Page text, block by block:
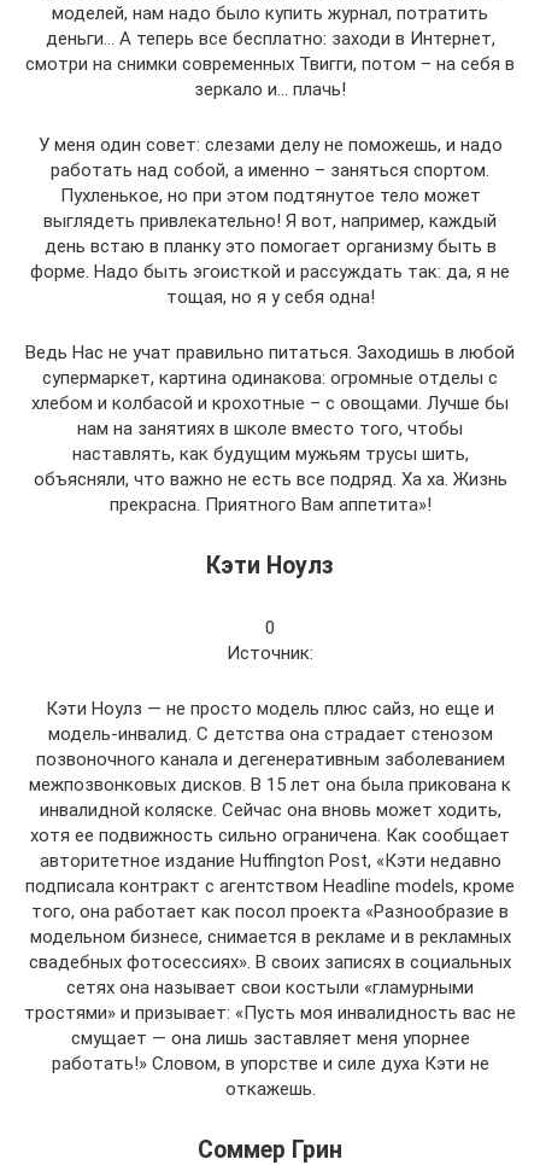
моделей, нам надо было купить журнал, потратить
деньги… А теперь все бесплатно: заходи в Интернет,
смотри на снимки современных Твигги, потом – на себя в
зеркало и… плачь!
У меня один совет: слезами делу не поможешь, и надо
работать над собой, а именно – заняться спортом.
Пухленькое, но при этом подтянутое тело может
выглядеть привлекательно! Я вот, например, каждый
день встаю в планку это помогает организму быть в
форме. Надо быть эгоисткой и рассуждать так: да, я не
тощая, но я у себя одна!
Ведь Нас не учат правильно питаться. Заходишь в любой
супермаркет, картина одинакова: огромные отделы с
хлебом и колбасой и крохотные – с овощами. Лучше бы
нам на занятиях в школе вместо того, чтобы
наставлять, как будущим мужьям трусы шить,
объясняли, что важно не есть все подряд. Ха ха. Жизнь
прекрасна. Приятного Вам аппетита»!
Кэти Ноулз
0
Источник:
Кэти Ноулз — не просто модель плюс сайз, но еще и
модель-инвалид. С детства она страдает стенозом
позвоночного канала и дегенеративным заболеванием
межпозвонковых дисков. В 15 лет она была прикована к
инвалидной коляске. Сейчас она вновь может ходить,
хотя ее подвижность сильно ограничена. Как сообщает
авторитетное издание Huffington Post, «Кэти недавно
подписала контракт с агентством Headline models, кроме
того, она работает как посол проекта «Разнообразие в
модельном бизнесе, снимается в рекламе и в рекламных
свадебных фотосессиях». В своих записях в социальных
сетях она называет свои костыли «гламурными
тростями» и призывает: «Пусть моя инвалидность вас не
смущает — она лишь заставляет меня упорнее
работать!» Словом, в упорстве и силе духа Кэти не
откажешь.
Соммер Грин